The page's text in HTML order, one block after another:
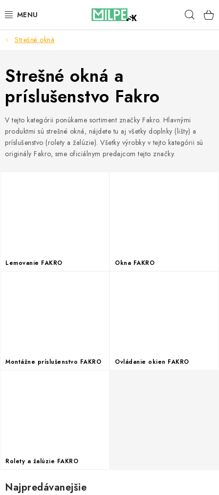
na
STREŠNÉ OKNÁ
PODKROVNÉ SCHODY
DOM A ZÁHRADA
STAVBA
BLOG
Strešné okná
Strešné okná a
príslušenstvo Fakro
V tejto kategórii ponúkame sortiment značky Fakro. Hlavnými
produktmi sú strešné okná, nájdete tu aj všetky doplnky (lišty) a
príslušenstvo (rolety a žalúzie). Všetky výrobky v tejto kategórii sú
originály Fakro, sme oficiálnym predajcom tejto značky.
Lemovanie FAKRO Okna FAKRO
Montážne príslušenstvo FAKRO Ovládanie okien FAKRO
Rolety a žalúzie FAKRO
Najpredávanejšie